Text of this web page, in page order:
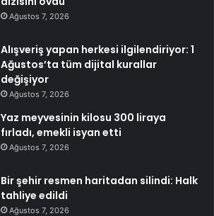
Ağustos 7, 2026
Alışveriş yapan herkesi ilgilendiriyor: 1
Ağustos’ta tüm dijital kurallar
değişiyor
Ağustos 7, 2026
Yaz meyvesinin kilosu 300 liraya
fırladı, emekli isyan etti
Ağustos 7, 2026
Bir şehir resmen haritadan silindi: Halk
tahliye edildi
Ağustos 7, 2026